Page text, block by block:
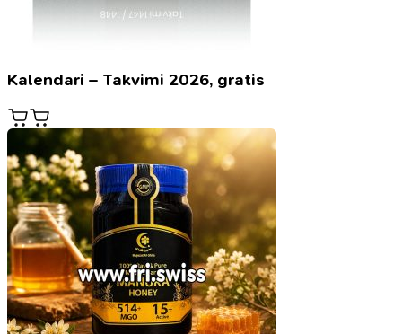
Kalendari – Takvimi 2026, gratis